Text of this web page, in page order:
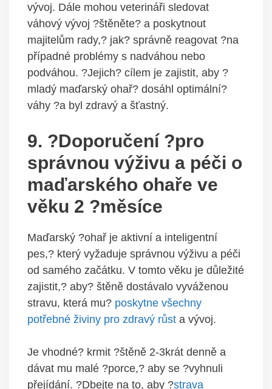
vývoj. Dále mohou veterináři sledovat
váhový vývoj ?štěněte? a poskytnout
majitelům rady,? jak? správně reagovat ?na
případné problémy s nadváhou nebo
podváhou. ?Jejich? cílem je zajistit, aby ?
mladý maďarský ohař? dosáhl optimální?
váhy ?a byl zdravý a šťastný.
9. ?Doporučení ?pro
správnou výživu a péči o
maďarského ohaře ve
věku 2 ?měsíce
Maďarský ?ohař je aktivní a inteligentní
pes,? který vyžaduje správnou výživu a péči
od samého začátku. V tomto věku je důležité
zajistit,? aby? štěně dostávalo vyváženou
stravu, která mu? poskytne všechny
potřebné živiny pro zdravý růst a vývoj.
Je vhodné? krmit ?štěně 2-3krát denně a
dávat mu malé ?porce,? aby se ?vyhnuli
přejídání. ?Dbejte na to, aby ?strava